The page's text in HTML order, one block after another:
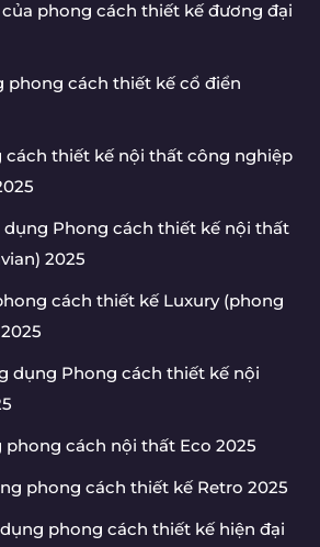
phong cách thiết kế đương đại
phong cách thiết kế cổ điển
cách thiết kế nội thất công nghiệp
dụng Phong cách thiết kế nội thất
2025
cách thiết kế Luxury (phong
dụng Phong cách thiết kế nội
cách nội thất Eco 2025
phong cách thiết kế Retro 2025
phong cách thiết kế hiện đại